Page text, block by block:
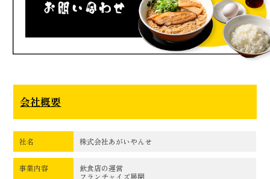
会社概要
社名 株式会社あがいやんせ
事業内容
飲食店の運営
フランチャイズ展開